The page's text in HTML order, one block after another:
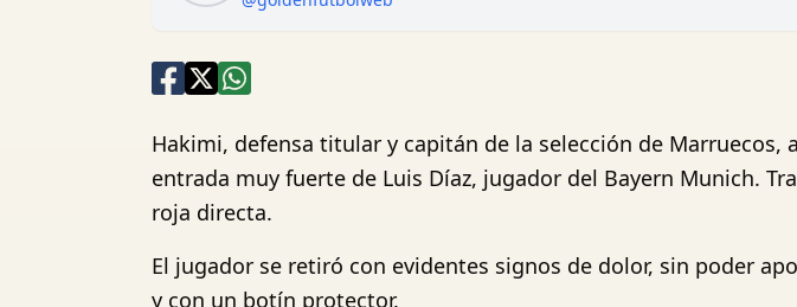
Hakimi, defensa titular y capitán de la selección de
entrada muy fuerte de Luis Díaz, jugador del Bayern Munich.
roja directa.
El jugador se retiró con evidentes signos de dolor, sin poder
y con un botín protector.